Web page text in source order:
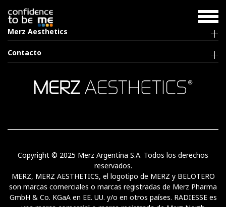
Merz Aesthetics
Contacto
Copyright © 2025 Merz Argentina S.A. Todos los derechos
reservados.
MERZ, MERZ AESTHETICS, el logotipo de MERZ y BELOTERO
son marcas comerciales o marcas registradas de Merz Pharma
GmbH & Co. KGaA en EE. UU. y/o en otros países. RADIESSE es